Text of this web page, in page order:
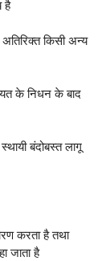
है
किसी अन्य
के निधन के बाद
बंदोबस्त लागू
करता है तथा
जाता है